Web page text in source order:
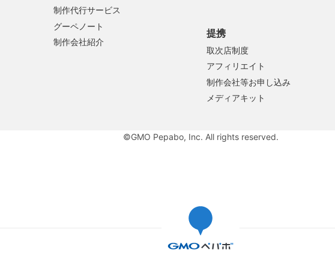
制作代行サービス
グーペノート
制作会社紹介
提携
取次店制度
アフィリエイト
制作会社等お申し込み
メディアキット
©GMO Pepabo, Inc. All rights reserved.